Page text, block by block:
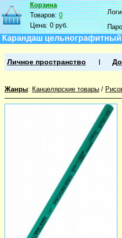
Корзина
Товаров:0
Цена:0 руб.
Карандаш
Личное пространство
Жанры: Канцелярские товары /